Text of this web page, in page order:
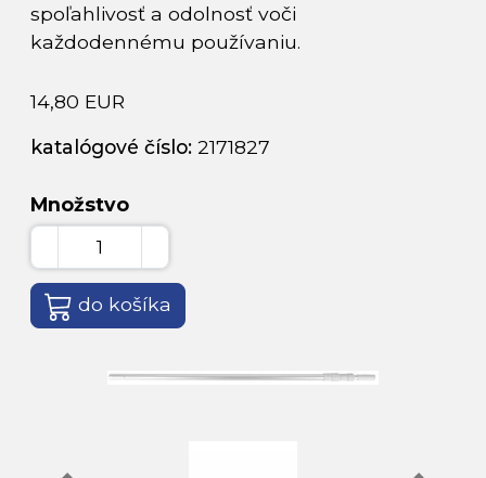
spoľahlivosť a odolnosť voči
každodennému používaniu.
14,80 EUR
katalógové číslo: 2171827
Množstvo
do košíka